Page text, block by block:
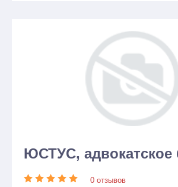
ЮСТУС,
0 отзывов